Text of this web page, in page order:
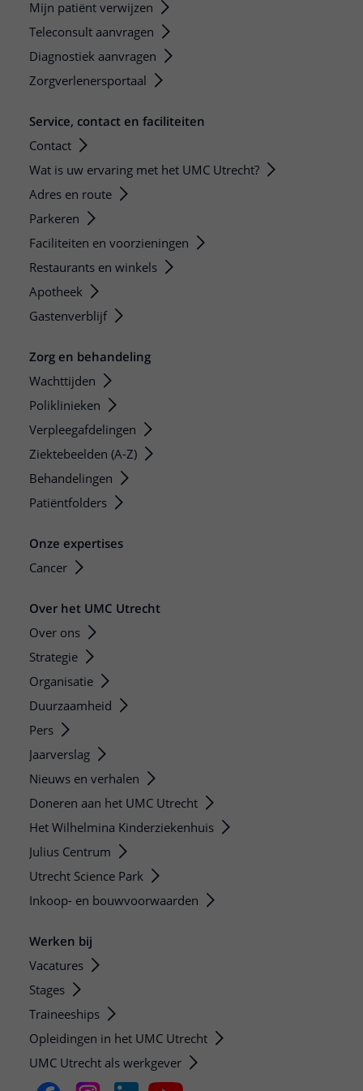
Mijn patiënt verwijzen
Teleconsult aanvragen
Diagnostiek aanvragen
Zorgverlenersportaal
Service, contact en faciliteiten
Contact
Wat is uw ervaring met het UMC Utrecht?
Adres en route
Parkeren
Faciliteiten en voorzieningen
Restaurants en winkels
Apotheek
Gastenverblijf
Zorg en behandeling
Wachttijden
Poliklinieken
Verpleegafdelingen
Ziektebeelden (A-Z)
Behandelingen
Patiëntfolders
Onze expertises
Cancer
Over het UMC Utrecht
Over ons
Strategie
Organisatie
Duurzaamheid
Pers
Jaarverslag
Nieuws en verhalen
Doneren aan het UMC Utrecht
Het Wilhelmina Kinderziekenhuis
Julius Centrum
Utrecht Science Park
Inkoop- en bouwvoorwaarden
Werken bij
Vacatures
Stages
Traineeships
Opleidingen in het UMC Utrecht
UMC Utrecht als werkgever